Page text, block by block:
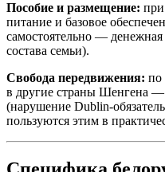
Пособие и размещение:
питание и базовое
самостоятельно — денежная
состава семьи).
Свобода передвижения: по
в другие страны Шенгена —
(нарушение Dublin-
пользуются этим в